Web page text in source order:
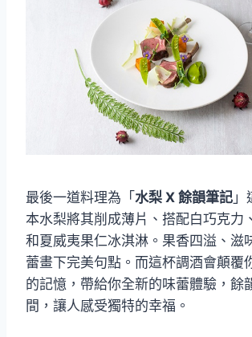
最後一道料理為「水梨 X 餘韻筆記 」
本水梨將其削成薄片、搭配白巧克力
和夏威夷果仁冰淇淋。果香四溢、滋
蕾畫下完美句點。而這杯調酒會顛覆
的記憶，帶給你全新的味蕾體驗，餘
間，讓人感受獨特的幸福。